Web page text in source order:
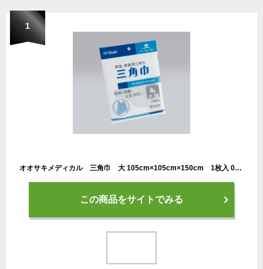
1
オオサキメディカル 三角巾 大 105cm×105cm×150cm 1枚入 00031
この商品をサイトでみる